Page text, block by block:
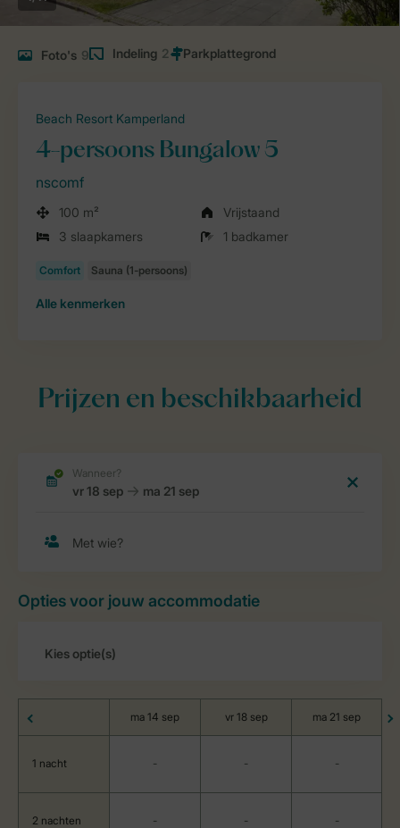
Foto's 9 Indeling 2
Beach Resort Kamperland
4-persoons Bungalow 5
nscomf
100 m²
Vrijstaand
3 slaapkamers
1 badkamer
Alle kenmerken
Prijzen en beschikbaarheid
Opties voor jouw accommodatie
ma 14 sep vr 18 sep ma 21 sep
1 nacht - - -
2 nachten - - -